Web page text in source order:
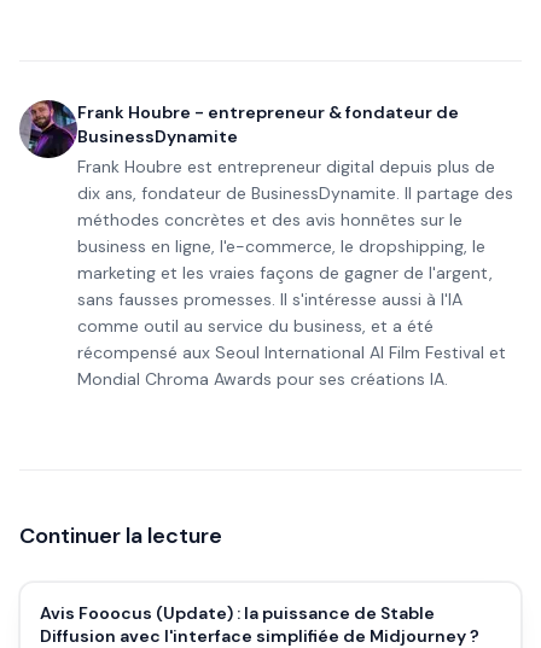
Frank Houbre - entrepreneur & fondateur de
BusinessDynamite
Frank Houbre est entrepreneur digital depuis plus de
dix ans, fondateur de BusinessDynamite. Il partage des
méthodes concrètes et des avis honnêtes sur le
business en ligne, l'e-commerce, le dropshipping, le
marketing et les vraies façons de gagner de l'argent,
sans fausses promesses. Il s'intéresse aussi à l'IA
comme outil au service du business, et a été
récompensé aux Seoul International AI Film Festival et
Mondial Chroma Awards pour ses créations IA.
Continuer la lecture
Avis Fooocus (Update) : la puissance de Stable
Diffusion avec l'interface simplifiée de Midjourney ?